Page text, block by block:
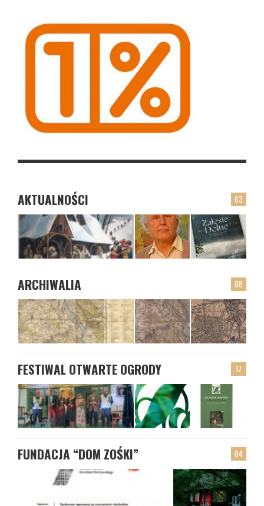
63
AKTUALNOŚCI
08
ARCHIWALIA
17
FESTIWAL OTWARTE OGRODY
04
FUNDACJA “DOM ZOŚKI”